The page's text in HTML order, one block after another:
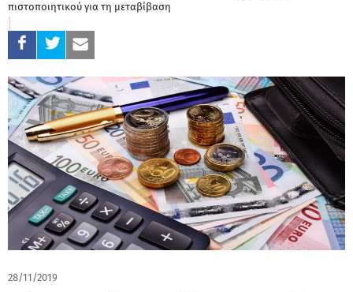
πιστοποιητικού για τη μεταβίβαση
28/11/2019